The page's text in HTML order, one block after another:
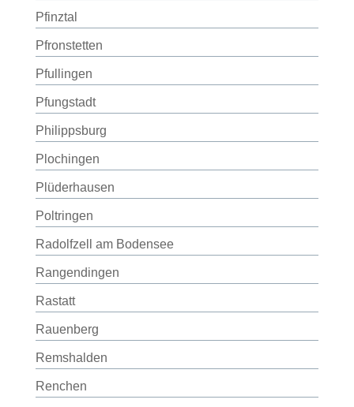
Pfinztal
Pfronstetten
Pfullingen
Pfungstadt
Philippsburg
Plochingen
Plüderhausen
Poltringen
Radolfzell am Bodensee
Rangendingen
Rastatt
Rauenberg
Remshalden
Renchen